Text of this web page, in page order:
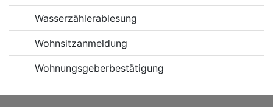
Wasserzählerablesung
Wohnsitzanmeldung
Wohnungsgeberbestätigung